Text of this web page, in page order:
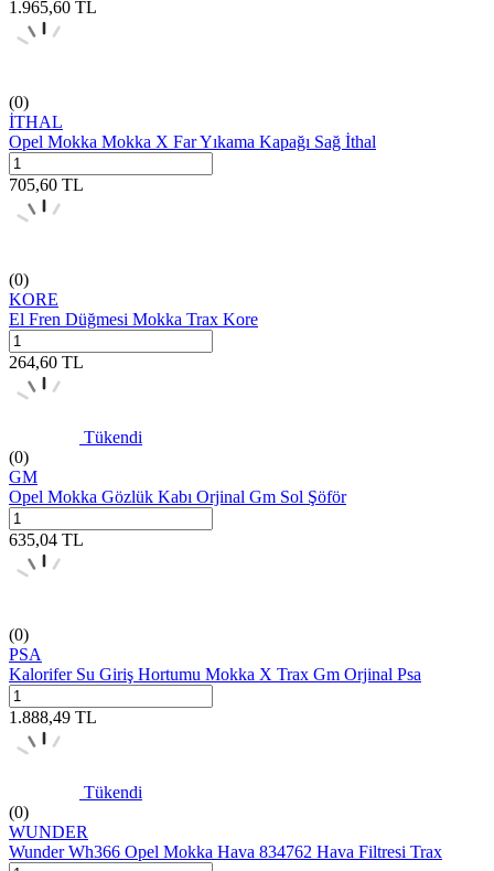
1.965,60 TL
(0)
İTHAL
Opel Mokka Mokka X Far Yıkama Kapağı Sağ İthal
705,60 TL
(0)
KORE
El Fren Düğmesi Mokka Trax Kore
264,60 TL
Tükendi
(0)
GM
Opel Mokka Gözlük Kabı Orjinal Gm Sol Şöför
635,04 TL
(0)
PSA
Kalorifer Su Giriş Hortumu Mokka X Trax Gm Orjinal Psa
1.888,49 TL
Tükendi
(0)
WUNDER
Wunder Wh366 Opel Mokka Hava 834762 Hava Filtresi Trax